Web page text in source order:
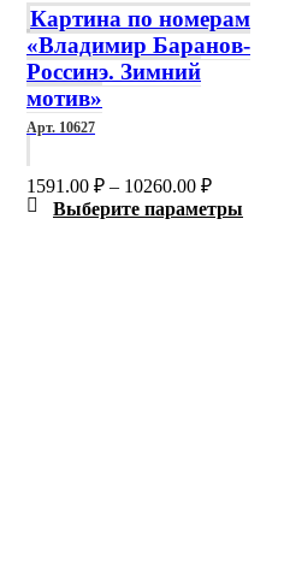
Картина по номерам
«Владимир Баранов-
Россинэ. Зимний
мотив»
Арт. 10627
1591.00 ₽ – 10260.00 ₽
цен:
Выберите параметры